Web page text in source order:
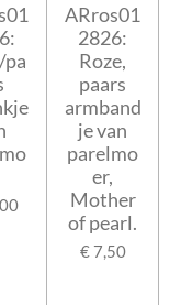
pa
ARros01
2826:
Roze,
paars
armband
je van
parelmo
er,
Mother
of pearl.
€ 7,50